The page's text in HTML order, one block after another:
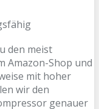
den meist
Amazon-Shop und
mit hoher
wir den
genauer